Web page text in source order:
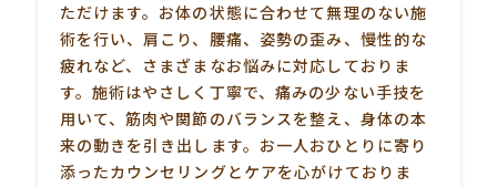
ただけます。お体の状態に合わせて無理のない施
術を行い、肩こり、腰痛、姿勢の歪み、慢性的な
疲れなど、さまざまなお悩みに対応しておりま
す。施術はやさしく丁寧で、痛みの少ない手技を
用いて、筋肉や関節のバランスを整え、身体の本
来の動きを引き出します。お一人おひとりに寄り
添ったカウンセリングとケアを心がけておりま